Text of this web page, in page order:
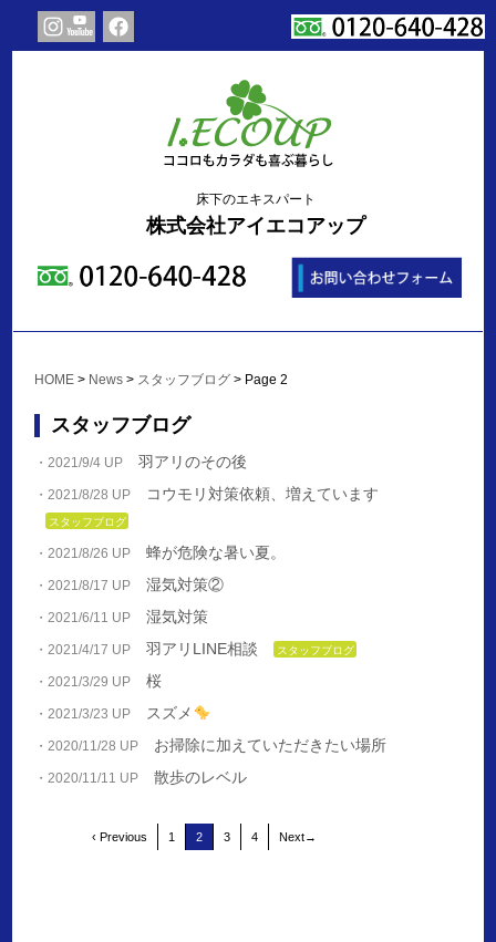
床下のエキスパート
株式会社アイエコアップ
HOME > News > スタッフブログ > Page 2
スタッフブログ
・2021/9/4 UP 羽アリのその後
・2021/8/28 UP コウモリ対策依頼、増えています
スタッフブログ
・2021/8/26 UP 蜂が危険な暑い夏。
・2021/8/17 UP 湿気対策②
・2021/6/11 UP 湿気対策
・2021/4/17 UP 羽アリLINE相談 スタッフブログ
・2021/3/29 UP 桜
・2021/3/23 UP スズメ
・2020/11/28 UP お掃除に加えていただきたい場所
・2020/11/11 UP 散歩のレベル
‹ Previous 1 2 3 4 Next→